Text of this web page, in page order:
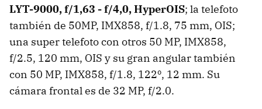
LYT-9000, f/1,63 - f/4,0, HyperOIS; la telefoto
también de 50MP, IMX858, f/1.8, 75 mm, OIS;
una super telefoto con otros 50 MP, IMX858,
f/2.5, 120 mm, OIS y su gran angular también
con 50 MP, IMX858, f/1.8, 122º, 12 mm. Su
cámara frontal es de 32 MP, f/2.0.